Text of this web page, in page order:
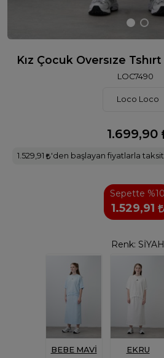
Kız Çocuk Oversıze
LOC7490
Loco Loco
1.699,90
1.529,91 'den başlayan fiyatlarla
Sepette %10
1.529,91
Renk: SİYAH
BEBE MAVİ EKRU